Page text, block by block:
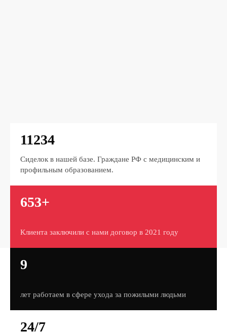
11234
Сиделок в нашей базе. Граждане РФ с медицинским и
профильным образованием.
653+
Клиента заключили с нами договор в 2021 году
9
лет работаем в сфере ухода за пожилыми людьми
24/7